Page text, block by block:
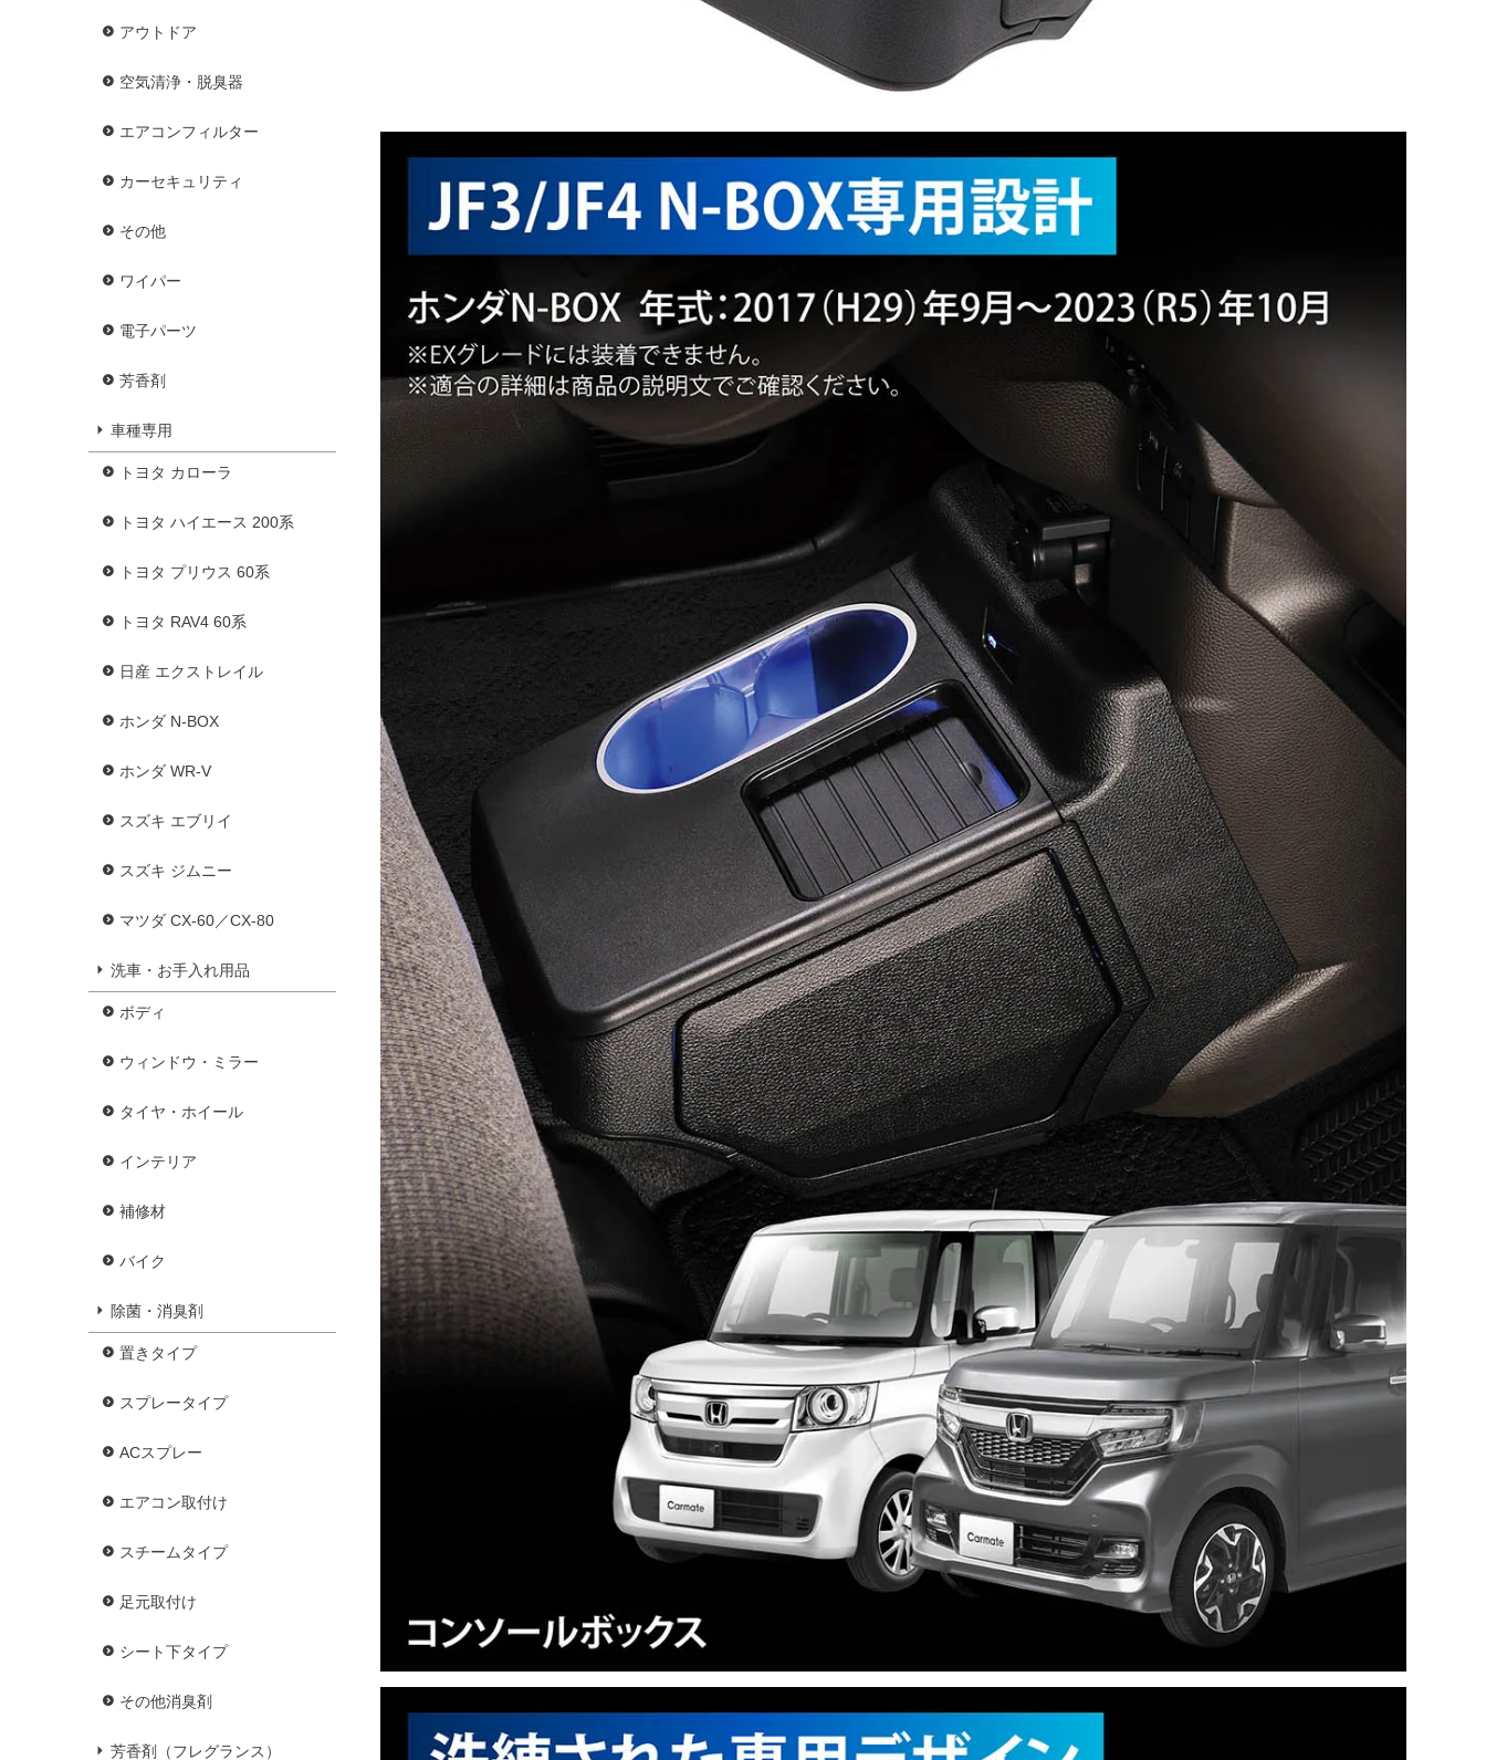
アウトドア
空気清浄・脱臭器
エアコンフィルター
カーセキュリティ
その他
ワイパー
電子パーツ
芳香剤
車種専用
トヨタ カローラ
トヨタ ハイエース 200系
トヨタ プリウス 60系
トヨタ RAV4 60系
日産 エクストレイル
ホンダ N-BOX
ホンダ WR-V
スズキ エブリイ
スズキ ジムニー
マツダ CX-60／CX-80
洗車・お手入れ用品
ボディ
ウィンドウ・ミラー
タイヤ・ホイール
インテリア
補修材
バイク
除菌・消臭剤
置きタイプ
スプレータイプ
ACスプレー
エアコン取付け
スチームタイプ
足元取付け
シート下タイプ
その他消臭剤
芳香剤（フレグランス）